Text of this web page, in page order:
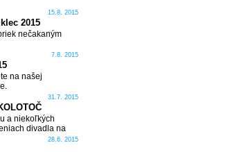
15.8. 2015
2015
nečakaným
7.8. 2015
na našej
31.7. 2015
a niekoľkých
divadla na
sa jeho28.6. 2015